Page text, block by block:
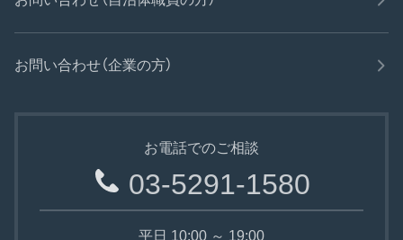
お問い合わせ（企業の方）
お電話でのご相談
03-5291-1580
平日 10:00 ～ 19:00